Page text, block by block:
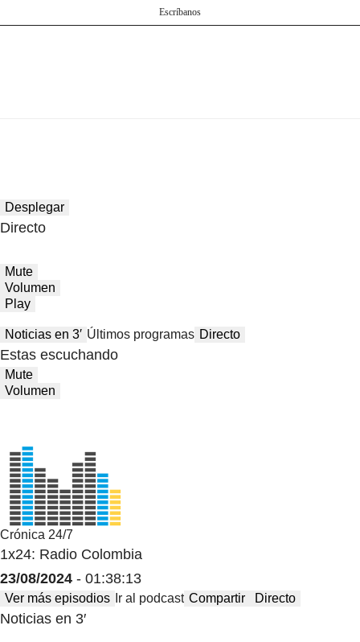
Escríbanos
Desplegar
Directo
Mute
Volumen
Play
Noticias en 3′ Últimos programas Directo
Estas escuchando
Mute
Volumen
Crónica 24/7
1x24: Radio Colombia
23/08/2024 - 01:38:13
Ver más episodios Ir al podcast Compartir Directo
Noticias en 3′